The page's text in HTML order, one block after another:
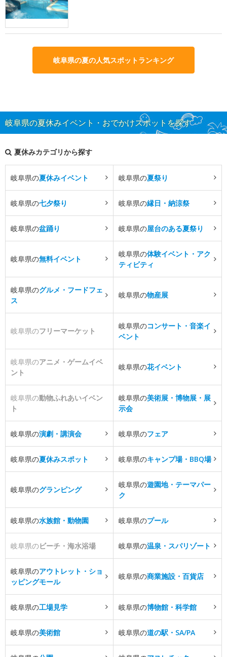
岐阜県の夏の人気スポットランキング
岐阜県の夏休みイベント・おでかけスポットを探す
夏休みカテゴリから探す
岐阜県の夏休みイベント 岐阜県の夏祭り
岐阜県の七夕祭り 岐阜県の縁日・納涼祭
岐阜県の盆踊り 岐阜県の屋台のある夏祭り
岐阜県の無料イベント
岐阜県の体験イベント・アク
ティビティ
岐阜県のグルメ・フードフェ
ス
岐阜県の物産展
岐阜県のフリーマーケット
岐阜県のコンサート・音楽イ
ベント
岐阜県のアニメ・ゲームイベ
ント
岐阜県の花イベント
岐阜県の動物ふれあいイベン
ト
岐阜県の美術展・博物展・展
示会
岐阜県の演劇・講演会 岐阜県のフェア
岐阜県の夏休みスポット 岐阜県のキャンプ場・BBQ場
岐阜県のグランピング
岐阜県の遊園地・テーマパー
ク
岐阜県の水族館・動物園 岐阜県のプール
岐阜県のビーチ・海水浴場 岐阜県の温泉・スパリゾート
岐阜県のアウトレット・ショ
ッピングモール
岐阜県の商業施設・百貨店
岐阜県の工場見学 岐阜県の博物館・科学館
岐阜県の美術館 岐阜県の道の駅・SA/PA